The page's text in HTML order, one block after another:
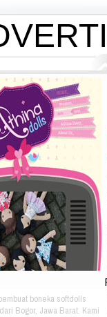
boneka softdolls
Bogor, Jawa Barat. Kami